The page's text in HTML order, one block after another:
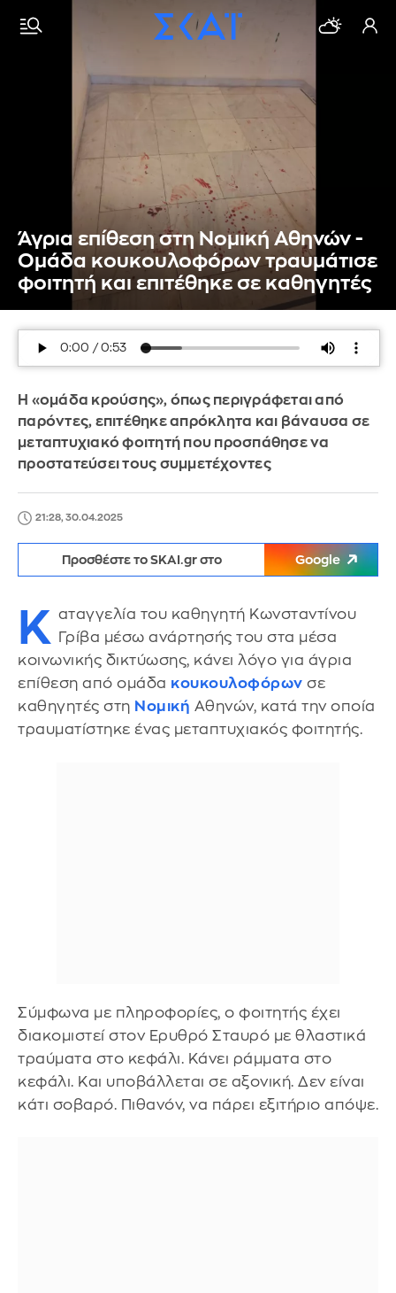
Άγρια επίθεση στη Νομική Αθηνών -
Ομάδα κουκουλοφόρων τραυμάτισε
φοιτητή και επιτέθηκε σε καθηγητές
Η «ομάδα κρούσης», όπως περιγράφεται από
παρόντες, επιτέθηκε απρόκλητα και βάναυσα σε
μεταπτυχιακό φοιτητή που προσπάθησε να
προστατεύσει τους συμμετέχοντες
21:28, 30.04.2025
Προσθέστε το SKAI.gr στο Google
Κ αταγγελία του καθηγητή Κωνσταντίνου
Γρίβα μέσω ανάρτησής του στα μέσα
κοινωνικής δικτύωσης, κάνει λόγο για άγρια
επίθεση από ομάδα κουκουλοφόρων σε
καθηγητές στη Νομική Αθηνών, κατά την οποία
τραυματίστηκε ένας μεταπτυχιακός φοιτητής.
Σύμφωνα με πληροφορίες, ο φοιτητής έχει
διακομιστεί στον Ερυθρό Σταυρό με θλαστικά
τραύματα στο κεφάλι. Κάνει ράμματα στο
κεφάλι. Και υποβάλλεται σε αξονική. Δεν είναι
κάτι σοβαρό. Πιθανόν, να πάρει εξιτήριο απόψε.